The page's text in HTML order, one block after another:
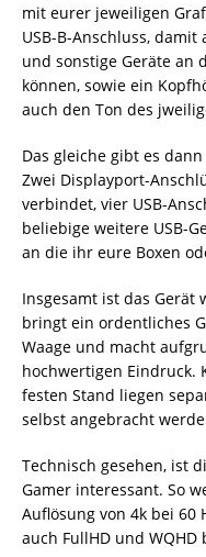
mit eurer jeweiligen
USB-B-Anschluss,
und sonstige Geräte an
können, sowie ein
auch den Ton des
Das gleiche gibt es
Zwei Displayport-
verbindet, vier USB-
beliebige weitere USB-
an die ihr eure Boxen
Insgesamt ist das Gerät
bringt ein ordentliches
Waage und macht
hochwertigen Eindruck.
festen Stand liegen
selbst angebracht
Technisch gesehen, ist
Gamer interessant. So
Auflösung von 4k bei
auch FullHD und WQHD